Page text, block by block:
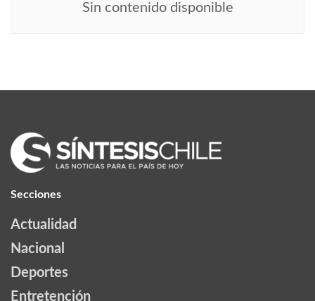
Sin contenido disponible
Secciones
Actualidad
Nacional
Deportes
Entretención